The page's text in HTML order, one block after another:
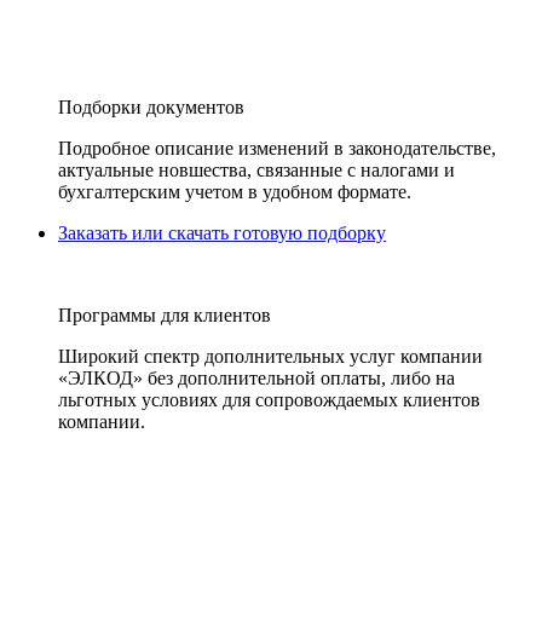
Подборки документов
Подробное описание изменений в законодательстве,
актуальные новшества, связанные с налогами и
бухгалтерским учетом в удобном формате.
Заказать или скачать готовую подборку
Программы для клиентов
Широкий спектр дополнительных услуг компании
«ЭЛКОД» без дополнительной оплаты, либо на
льготных условиях для сопровождаемых клиентов
компании.